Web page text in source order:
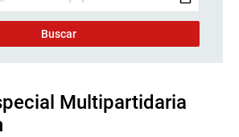
Multipartidaria